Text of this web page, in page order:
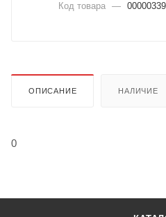
Код товара —
ОПИСАНИЕ НАЛИЧИЕ
0